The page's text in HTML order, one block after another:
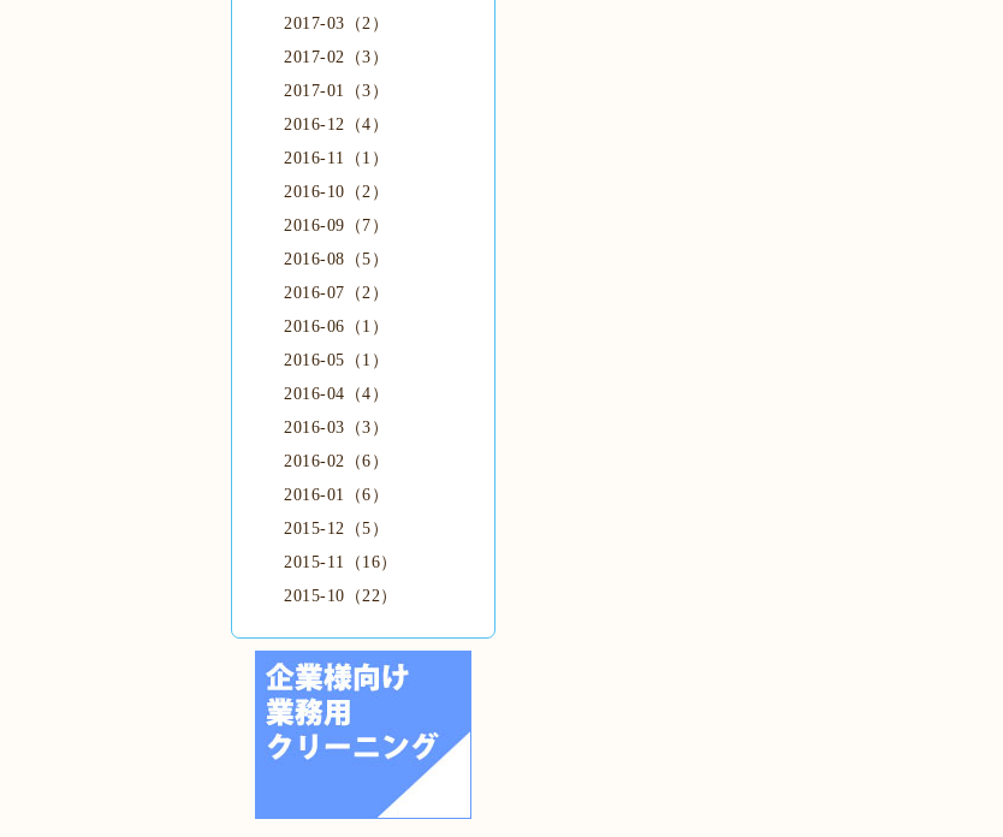
2017-03（2）
2017-02（3）
2017-01（3）
2016-12（4）
2016-11（1）
2016-10（2）
2016-09（7）
2016-08（5）
2016-07（2）
2016-06（1）
2016-05（1）
2016-04（4）
2016-03（3）
2016-02（6）
2016-01（6）
2015-12（5）
2015-11（16）
2015-10（22）